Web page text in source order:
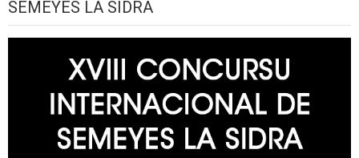
SEMEYES LA SIDRA